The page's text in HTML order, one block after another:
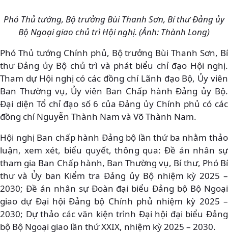
Phó Thủ tướng, Bộ trưởng Bùi Thanh Sơn, Bí thư Đảng ủy
Bộ Ngoại giao chủ trì Hội nghị. (Ảnh: Thành Long)
Phó Thủ tướng Chính phủ, Bộ trưởng Bùi Thanh Sơn, Bí
thư Đảng ủy Bộ chủ trì và phát biểu chỉ đạo Hội nghị.
Tham dự Hội nghị có các đồng chí Lãnh đạo Bộ, Ủy viên
Ban Thường vụ, Ủy viên Ban Chấp hành Đảng ủy Bộ.
Đại diện Tổ chỉ đạo số 6 của Đảng ủy Chính phủ có các
đồng chí Nguyễn Thành Nam và Võ Thành Nam.
Hội nghị Ban chấp hành Đảng bộ lần thứ ba nhằm thảo
luận, xem xét, biểu quyết, thông qua: Đề án nhân sự
tham gia Ban Chấp hành, Ban Thường vụ, Bí thư, Phó Bí
thư và Ủy ban Kiểm tra Đảng ủy Bộ nhiệm kỳ 2025 –
2030; Đề án nhân sự Đoàn đại biểu Đảng bộ Bộ Ngoại
giao dự Đại hội Đảng bộ Chính phủ nhiệm kỳ 2025 –
2030; Dự thảo các văn kiện trình Đại hội đại biểu Đảng
bộ Bộ Ngoại giao lần thứ XXIX, nhiệm kỳ 2025 – 2030.